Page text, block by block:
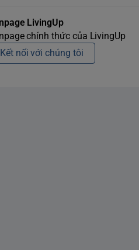
LivingUp
chính thức của LivingUp
Kết nối với chúng tôi